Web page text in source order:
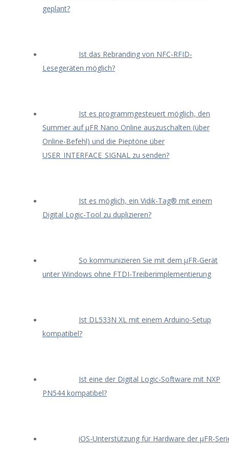
geplant?
Ist das Rebranding von NFC-RFID-
Lesegeräten möglich?
Ist es programmgesteuert möglich, den
Summer auf μFR Nano Online auszuschalten (über
Online-Befehl) und die Pieptöne über
USER_INTERFACE_SIGNAL zu senden?
Ist es möglich, ein Vidik-Tag® mit einem
Digital Logic-Tool zu duplizieren?
So kommunizieren Sie mit dem μFR-Gerät
unter Windows ohne FTDI-Treiberimplementierung
Ist DL533N XL mit einem Arduino-Setup
kompatibel?
Ist eine der Digital Logic-Software mit NXP
PN544 kompatibel?
iOS-Unterstützung für Hardware der μFR-